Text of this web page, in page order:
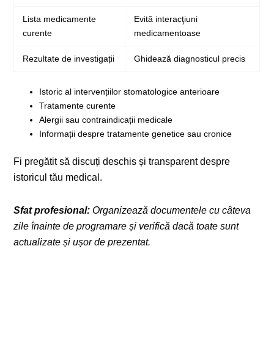
Lista medicamente
curente
Evită interacţiuni
medicamentoase
Rezultate de investigații Ghidează diagnosticul precis
Istoric al intervențiilor stomatologice anterioare
Tratamente curente
Alergii sau contraindicații medicale
Informații despre tratamente genetice sau cronice
Fi pregătit să discuți deschis și transparent despre
istoricul tău medical.
Sfat profesional: Organizează documentele cu câteva
zile înainte de programare și verifică dacă toate sunt
actualizate și ușor de prezentat.